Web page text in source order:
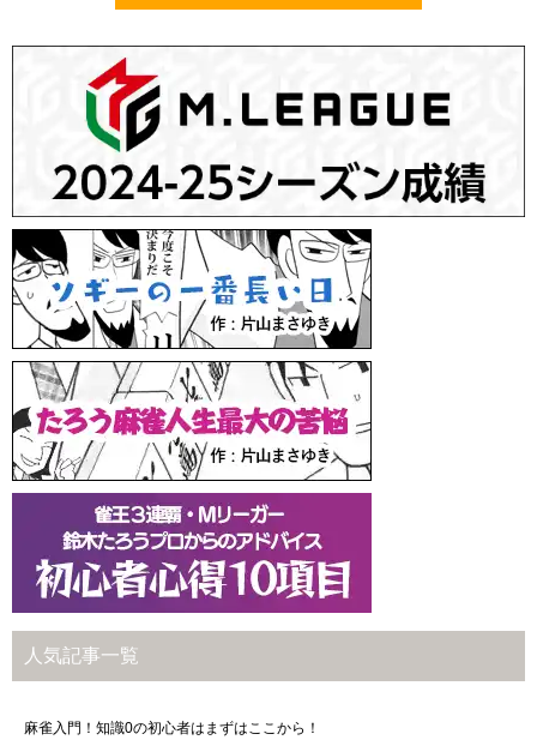
人気記事一覧
麻雀入門！知識0の初心者はまずはここから！